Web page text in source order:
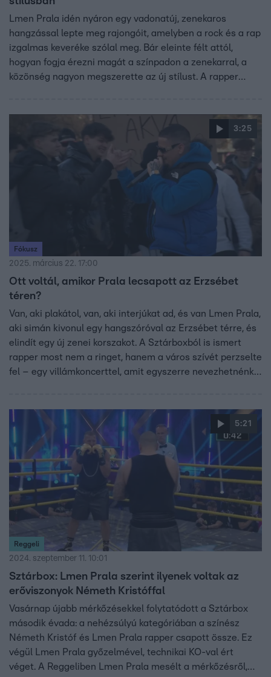
Lmen Prala idén nyáron egy vadonatúj, zenekaros
hangzással lepte meg rajongóit, amelyben a rock és a rap
izgalmas keveréke szólal meg. Bár eleinte félt attól,
hogyan fogja érezni magát a színpadon a zenekarral, a
közönség nagyon megszerette az új stílust. A rapper
húzza fel a kesztyűt. Az új zenekaros formációval a
Szegedi Ifjúsági Napokon (SZIN) is fellépnek.
3:25
Fókusz
2025. március 22. 17:00
Ott voltál, amikor Prala lecsapott az Erzsébet
téren?
Van, aki plakátol, van, aki interjúkat ad, és van Lmen Prala,
aki simán kivonul egy hangszóróval az Erzsébet térre, és
elindít egy új zenei korszakot. A Sztárboxból is ismert
rapper most nem a ringet, hanem a város szívét perzselte
fel – egy villámkoncerttel, amit egyszerre nevezhetnénk
5:21
Reggeli
2024. szeptember 11. 10:01
Sztárbox: Lmen Prala szerint ilyenek voltak az
erőviszonyok Németh Kristóffal
Vasárnap újabb mérkőzésekkel folytatódott a Sztárbox
második évada: a nehézsúlyú kategóriában a színész
Németh Kristóf és Lmen Prala rapper csapott össze. Ez
végül Lmen Prala győzelmével, technikai KO-val ért
véget. A Reggeliben Lmen Prala mesélt a mérkőzésről,